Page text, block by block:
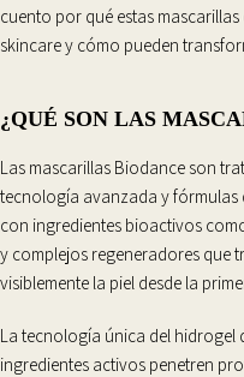
cuento por qué estas
skincare y cómo pueden
¿QUÉ SON LAS
Las mascarillas Biodance son
tecnología avanzada y fórmulas
con ingredientes bioactivos
y complejos regeneradores que
visiblemente la piel desde la
La tecnología única del hidrogel
ingredientes activos penetren